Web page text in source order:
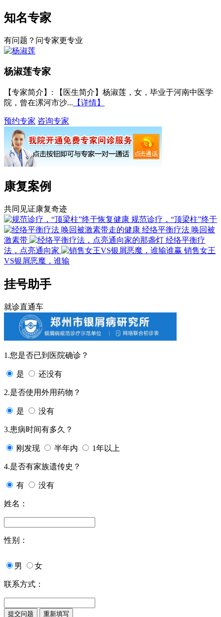
知名专家
有问题？问专家更专业
杨淑莲专家
【专家简介】 : 【医生简介】杨淑莲，女，毕业于河南中医学
院，曾在漯河市沙... 【详情】
预约专家 咨询专家
康复案例
共同见证康复奇迹
规范诊疗，“顶梁柱”终于
经络平衡疗法 唤回被
激素带
经络平衡疗
法，点亮通向家
销售女王
VS银屑恶魔，谁输
挂号助手
就诊直通车
1.您是否已到医院确诊？
是 还没有
2.是否使用外用药物？
是 没有
3.患病时间有多久？
刚发现 半年内 1年以上
4.是否有家族遗传史？
有 没有
姓名：
性别：
男 女
联系方式：